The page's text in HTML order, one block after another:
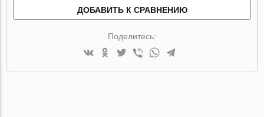
ДОБАВИТЬ К СРАВНЕНИЮ
Поделитесь: